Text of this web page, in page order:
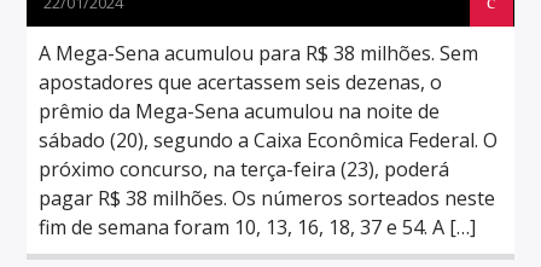
A Mega-Sena acumulou para R$ 38 milhões. Sem
apostadores que acertassem seis dezenas, o
prêmio da Mega-Sena acumulou na noite de
sábado (20), segundo a Caixa Econômica Federal. O
próximo concurso, na terça-feira (23), poderá
pagar R$ 38 milhões. Os números sorteados neste
fim de semana foram 10, 13, 16, 18, 37 e 54. A […]